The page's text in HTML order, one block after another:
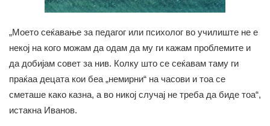
„Моето сеќавање за педагог или психолог во училиште не е
некој на кого можам да одам да му ги кажам проблемите и
да добијам совет за нив. Колку што се сеќавам таму ги
праќаа децата кои беа „немирни“ на часови и тоа се
сметаше како казна, а во никој случај не треба да биде тоа“,
истакна Иванов.